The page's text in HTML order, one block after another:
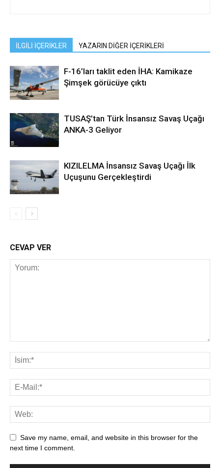
İLGİLİ İÇERİKLER YAZARIN DİĞER İÇERİKLERİ
F-16’ları taklit eden İHA: Kamikaze
Şimşek görücüye çıktı
TUSAŞ’tan Türk İnsansız Savaş Uçağı
ANKA-3 Geliyor
KIZILELMA İnsansız Savaş Uçağı İlk
Uçuşunu Gerçekleştirdi
CEVAP VER
Save my name, email, and website in this browser for the
next time I comment.